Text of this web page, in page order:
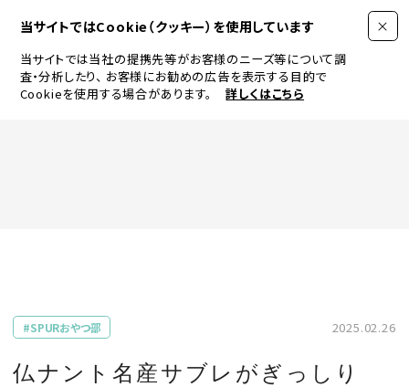
当サイトではCookie（クッキー）を使用しています
当サイトでは当社の提携先等がお客様のニーズ等について調
査・分析したり、 お客様にお勧めの広告を表示する目的で
Cookieを使用する場合があります。
詳しくはこちら
JEWELRY & WATCH
LIFESTYLE
#SPURおやつ部 2025.02.26
仏ナント名産サブレがぎっしり